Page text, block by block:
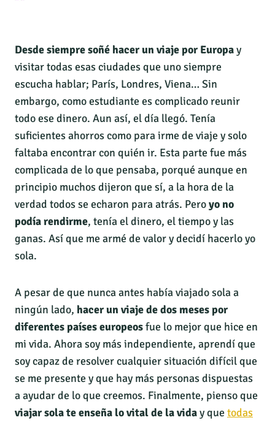
Desde siempre soñé hacer un viaje por Europay
visitar todas esas ciudades que uno siempre
escucha hablar; París, Londres, Viena… Sin
embargo, como estudiante es complicado reunir
todo ese dinero. Aun así, el día llegó. Tenía
suficientes ahorros como para irme de viaje y solo
faltaba encontrar con quién ir. Esta parte fue más
complicada de lo que pensaba, porqué aunque en
principio muchos dijeron que sí, a la hora de la
verdad todos se echaron para atrás. Peroyo no
podía rendirme, tenía el dinero, el tiempo y las
ganas. Así que me armé de valor y decidí hacerlo yo
sola.
A pesar de que nunca antes había viajado sola a
ningún lado, hacer un viaje de dos meses por
diferentes países europeosfue lo mejor que hice en
mi vida. Ahora soy más independiente, aprendí que
soy capaz de resolver cualquier situación difícil que
se me presente y que hay más personas dispuestas
a ayudar de lo que creemos. Finalmente, pienso que
viajar sola te enseña lo vital de la viday que todas